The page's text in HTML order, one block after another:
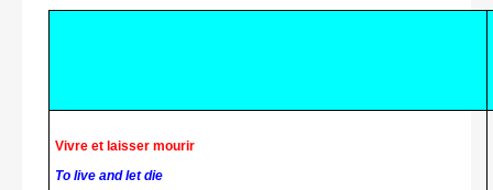
Vivre et laisser mourir
To live and let die